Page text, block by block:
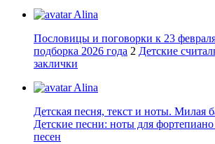
Alina
Пословицы и поговорки к 23
подборка 2026 года 2 Детские
заклички
Alina
Детская песня, текст и ноты. Милая
Детские песни: ноты для
песен